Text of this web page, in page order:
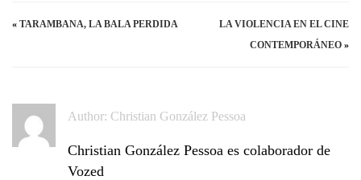
« TARAMBANA, LA BALA PERDIDA
LA VIOLENCIA EN EL CINE
CONTEMPORÁNEO »
Author: Christian González Pessoa
Christian González Pessoa es colaborador de
Vozed